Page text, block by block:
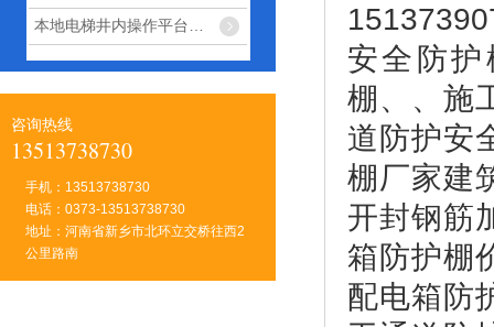
咨询热线
13513738730
手机：13513738730
电话：0373-13513738730
地址：河南省新乡市北环立交桥往西2
公里路南
安全防
棚、、施
道防护安
棚厂家建
开封钢筋
箱防护棚
配电箱防